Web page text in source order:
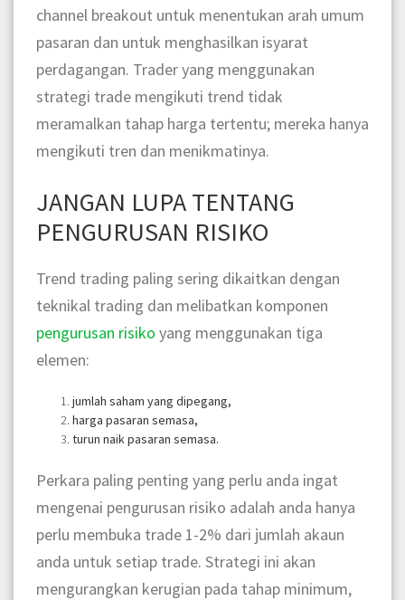
channel breakout untuk menentukan arah umum
pasaran dan untuk menghasilkan isyarat
perdagangan. Trader yang menggunakan
strategi trade mengikuti trend tidak
meramalkan tahap harga tertentu; mereka hanya
mengikuti tren dan menikmatinya.
JANGAN LUPA TENTANG
PENGURUSAN RISIKO
Trend trading paling sering dikaitkan dengan
teknikal trading dan melibatkan komponen
pengurusan risiko yang menggunakan tiga
elemen:
jumlah saham yang dipegang,
harga pasaran semasa,
turun naik pasaran semasa.
Perkara paling penting yang perlu anda ingat
mengenai pengurusan risiko adalah anda hanya
perlu membuka trade 1-2% dari jumlah akaun
anda untuk setiap trade. Strategi ini akan
mengurangkan kerugian pada tahap minimum,